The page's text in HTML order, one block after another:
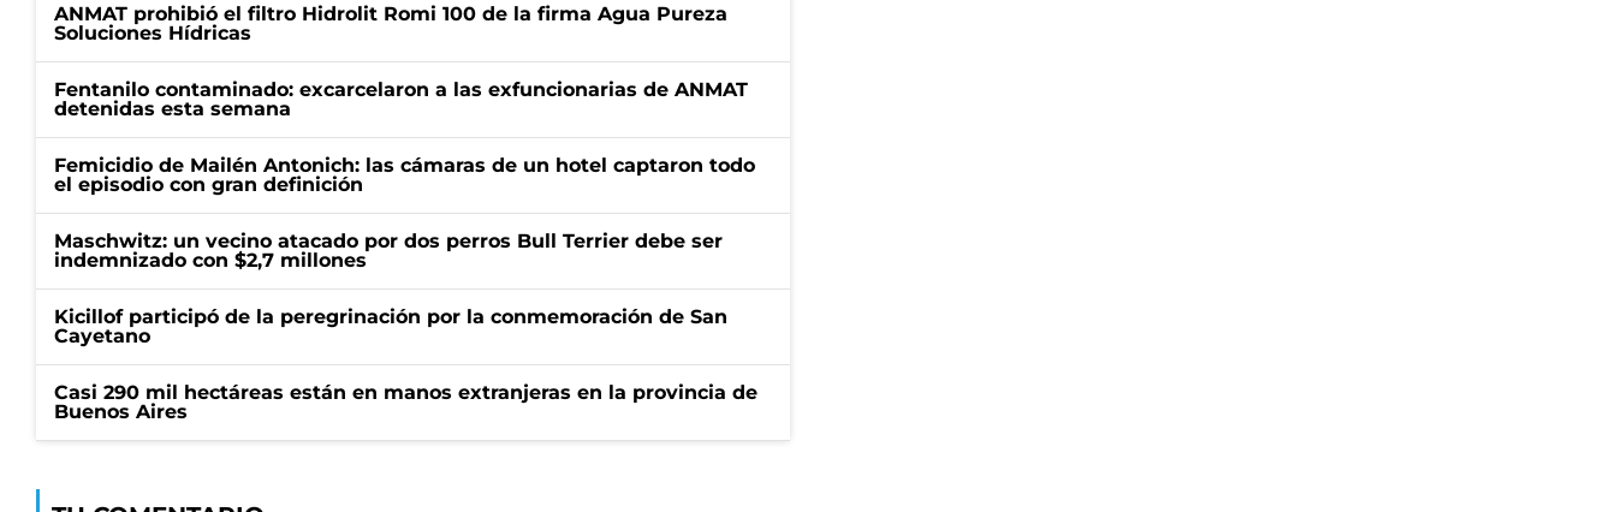
ANMAT prohibió el filtro Hidrolit Romi 100 de la firma Agua Pureza
Soluciones Hídricas
Fentanilo contaminado: excarcelaron a las exfuncionarias de ANMAT
detenidas esta semana
Femicidio de Mailén Antonich: las cámaras de un hotel captaron todo
el episodio con gran definición
Maschwitz: un vecino atacado por dos perros Bull Terrier debe ser
indemnizado con $2,7 millones
Kicillof participó de la peregrinación por la conmemoración de San
Cayetano
Casi 290 mil hectáreas están en manos extranjeras en la provincia de
Buenos Aires